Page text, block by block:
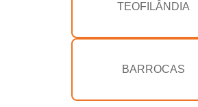
TEOFILÂNDIA
BARROCAS